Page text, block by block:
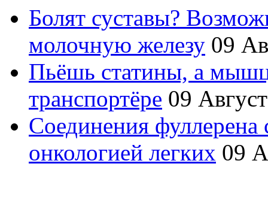
Болят суставы?
молочную железу 09
Пьёшь статины, а
транспортёре 09
Соединения фуллерена
онкологией легких 09